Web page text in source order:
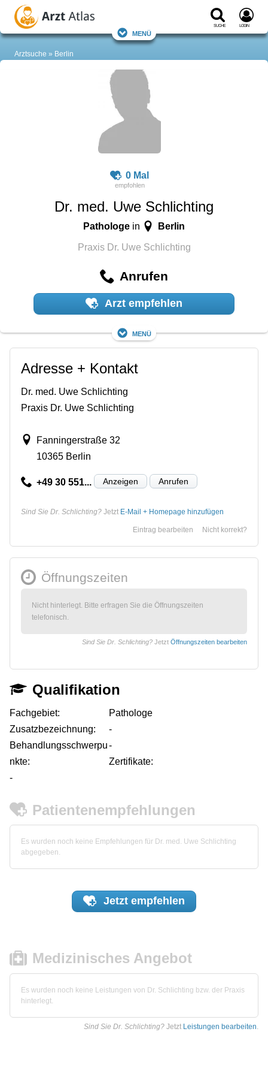
Suche Login
Menü
Arztsuche Berlin
0 Mal
Dr. med. Uwe Schlichting
Pathologe in Berlin
Praxis Dr. Uwe Schlichting
Anrufen
Arzt empfehlen
Menü
Adresse + Kontakt
Dr. med. Uwe Schlichting
Praxis Dr. Uwe Schlichting
Fanningerstraße 32
10365 Berlin
+49 30 551... Anzeigen Anrufen
Sind Sie Dr. Schlichting? Jetzt E-Mail + Homepage hinzufügen
Nicht korrekt?
Eintrag bearbeiten
Öffnungszeiten
Nicht hinterlegt. Bitte erfragen Sie die Öffnungszeiten
telefonisch.
Sind Sie Dr. Schlichting? Jetzt Öffnungszeiten bearbeiten
Qualifikation
Fachgebiet:
Pathologe
Zusatzbezeichnung:
-
Behandlungsschwerpu
nkte:
-
Zertifikate:
-
Patientenempfehlungen
Es wurden noch keine Empfehlungen für Dr. med. Uwe Schlichting
abgegeben.
Jetzt empfehlen
Medizinisches Angebot
Es wurden noch keine Leistungen von Dr. Schlichting bzw. der Praxis
hinterlegt.
Sind Sie Dr. Schlichting? Jetzt Leistungen bearbeiten.